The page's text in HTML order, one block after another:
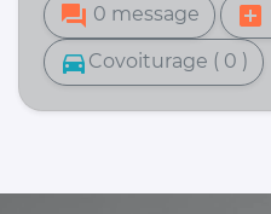
forum 0 message add_box
directions_car Covoiturage ( 0 )